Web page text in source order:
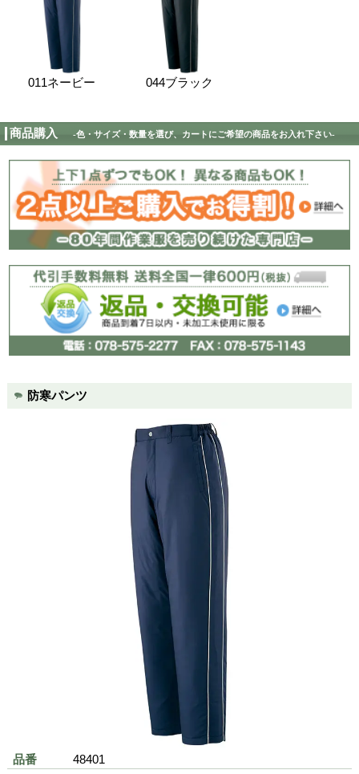
衿フリース仕様
内ポケット(携帯電話収納ポケッ
ト)